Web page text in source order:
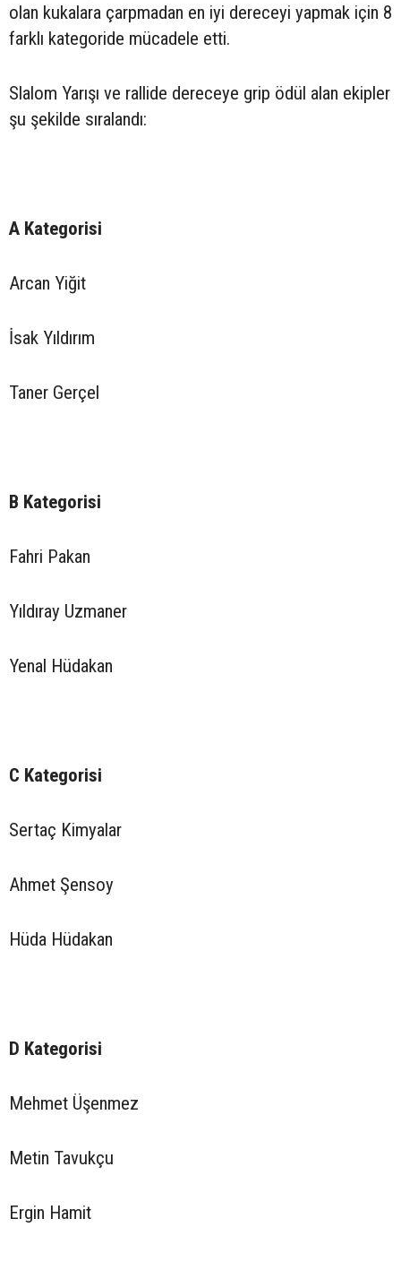
olan kukalara çarpmadan en iyi dereceyi yapmak için 8
farklı kategoride mücadele etti.
Slalom Yarışı ve rallide dereceye grip ödül alan ekipler
şu şekilde sıralandı:
A Kategorisi
Arcan Yiğit
İsak Yıldırım
Taner Gerçel
B Kategorisi
Fahri Pakan
Yıldıray Uzmaner
Yenal Hüdakan
C Kategorisi
Sertaç Kimyalar
Ahmet Şensoy
Hüda Hüdakan
D Kategorisi
Mehmet Üşenmez
Metin Tavukçu
Ergin Hamit